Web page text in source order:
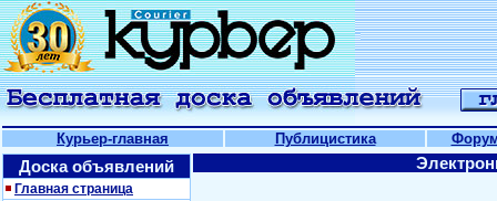
Курьер-главная Публицистика
Доска объявлений
Главная страница